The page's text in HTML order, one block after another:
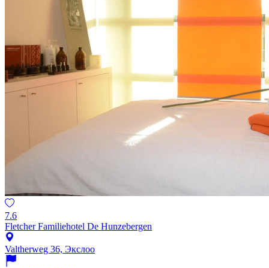
7.6
Fletcher Familiehotel De Hunzebergen
Valtherweg 36, Экслоо